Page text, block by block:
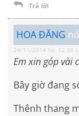
Trả lời
HOA ĐĂNG
24/11/2014 lúc 12:36
Em xin góp vài
Bây giờ đang
Thênh thang